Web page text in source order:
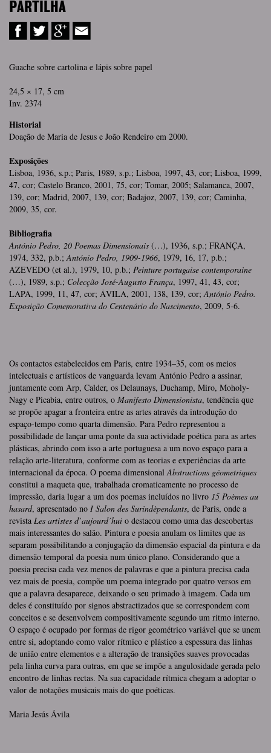
PARTILHA
Guache sobre cartolina e lápis sobre papel
24,5 × 17, 5 cm
Inv. 2374
Historial
Doação de Maria de Jesus e João Rendeiro em 2000.
Exposições
Lisboa, 1936, s.p.; Paris, 1989, s.p.; Lisboa, 1997, 43, cor; Lisboa, 1999,
47, cor; Castelo Branco, 2001, 75, cor; Tomar, 2005; Salamanca, 2007,
139, cor; Madrid, 2007, 139, cor; Badajoz, 2007, 139, cor; Caminha,
2009, 35, cor.
Bibliografia
António Pedro, 20 Poemas Dimensionais (…), 1936, s.p.; FRANÇA,
1974, 332, p.b.;António Pedro, 1909-1966, 1979, 16, 17, p.b.;
AZEVEDO (et al.), 1979, 10, p.b.; Peinture portugaise contemporaine
(…), 1989, s.p.; Colecção José-Augusto França, 1997, 41, 43, cor;
LAPA, 1999, 11, 47, cor; ÁVILA, 2001, 138, 139, cor;António Pedro.
Exposição Comemorativa do Centenário do Nascimento, 2009, 5-6.
Os contactos estabelecidos em Paris, entre 1934–35, com os meios
intelectuais e artísticos de vanguarda levam António Pedro a assinar,
juntamente com Arp, Calder, os Delaunays, Duchamp, Miro, Moholy-
Nagy e Picabia, entre outros, o Manifesto Dimensionista, tendência que
se propõe apagar a fronteira entre as artes através da introdução do
espaço-tempo como quarta dimensão. Para Pedro representou a
possibilidade de lançar uma ponte da sua actividade poética para as artes
plásticas, abrindo com isso a arte portuguesa a um novo espaço para a
relação arte-literatura, conforme com as teorias e experiências da arte
internacional da época. O poema dimensionalAbstractions géometriques
constitui a maqueta que, trabalhada cromaticamente no processo de
impressão, daria lugar a um dos poemas incluídos no livro 15 Poèmes au
hasard, apresentado no I Salon des Surindèpendants, de Paris, onde a
revista Les artistes d’aujourd’hui o destacou como uma das descobertas
mais interessantes do salão. Pintura e poesia anulam os limites que as
separam possibilitando a conjugação da dimensão espacial da pintura e da
dimensão temporal da poesia num único plano. Considerando que a
poesia precisa cada vez menos de palavras e que a pintura precisa cada
vez mais de poesia, compõe um poema integrado por quatro versos em
que a palavra desaparece, deixando o seu primado à imagem. Cada um
deles é constituído por signos abstractizados que se correspondem com
conceitos e se desenvolvem compositivamente segundo um ritmo interno.
O espaço é ocupado por formas de rigor geométrico variável que se unem
entre si, adoptando como valor rítmico e plástico a espessura das linhas
de união entre elementos e a alteração de transições suaves provocadas
pela linha curva para outras, em que se impõe a angulosidade gerada pelo
encontro de linhas rectas. Na sua capacidade rítmica chegam a adoptar o
valor de notações musicais mais do que poéticas.
Maria Jesús Ávila